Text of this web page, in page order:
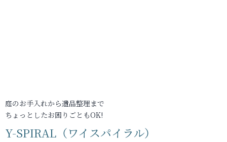
庭のお手入れから遺品整理まで
ちょっとしたお困りごともOK!
Y-SPIRAL（ワイスパイラル）